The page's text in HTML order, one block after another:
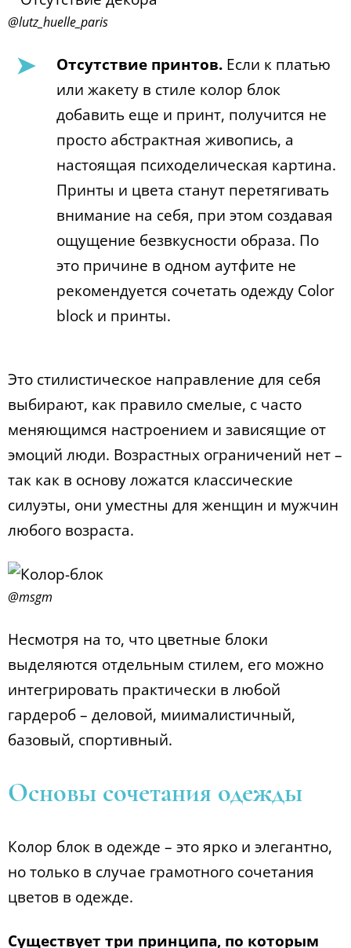
@lutz_huelle_paris
Отсутствие принтов. Если к платью
или жакету в стиле колор блок
добавить еще и принт, получится не
просто абстрактная живопись, а
настоящая психоделическая картина.
Принты и цвета станут перетягивать
внимание на себя, при этом создавая
ощущение безвкусности образа. По
это причине в одном аутфите не
рекомендуется сочетать одежду Color
block и принты.
Это стилистическое направление для себя
выбирают, как правило смелые, с часто
меняющимся настроением и зависящие от
эмоций люди. Возрастных ограничений нет –
так как в основу ложатся классические
силуэты, они уместны для женщин и мужчин
любого возраста.
@msgm
Несмотря на то, что цветные блоки
выделяются отдельным стилем, его можно
интегрировать практически в любой
гардероб – деловой, миималистичный,
базовый, спортивный.
Основы сочетания одежды
Колор блок в одежде – это ярко и элегантно,
но только в случае грамотного сочетания
цветов в одежде.
Существует три принципа, по которым